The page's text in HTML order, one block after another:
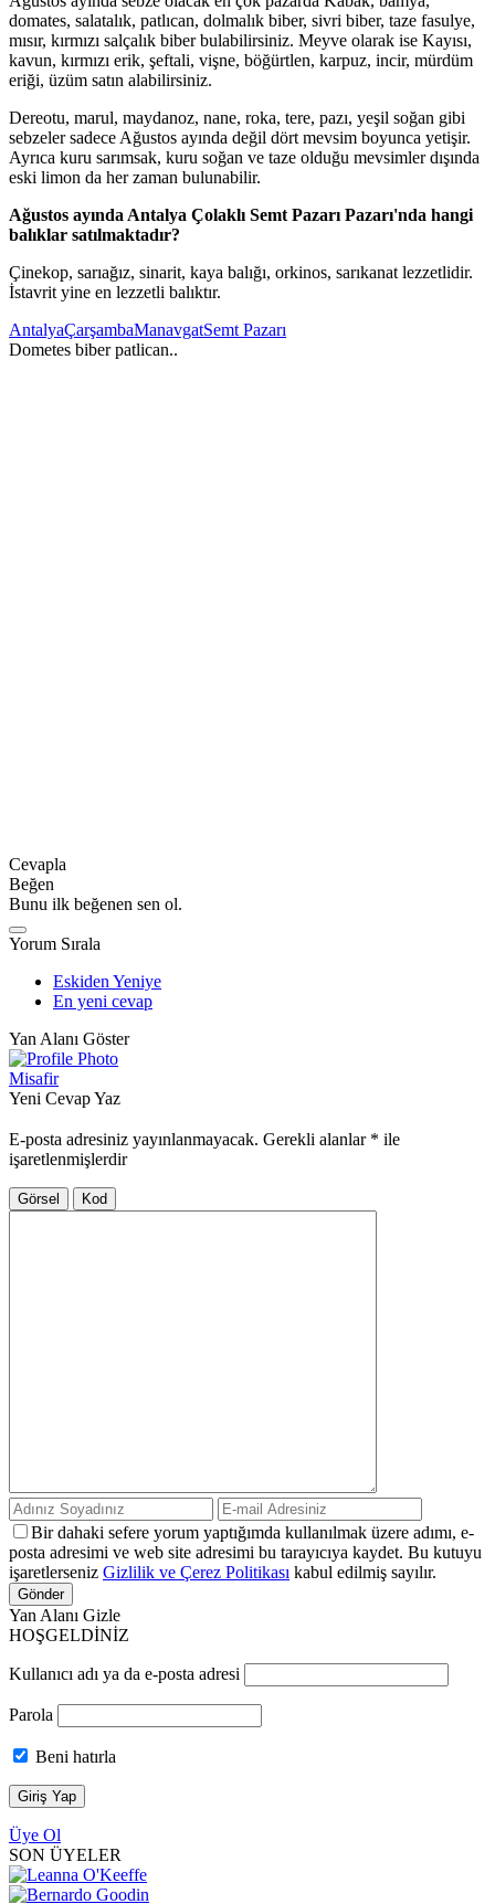
domates, salatalık, patlıcan, dolmalık biber, sivri biber, taze fasulye,
mısır, kırmızı salçalık biber bulabilirsiniz. Meyve olarak ise Kayısı,
kavun, kırmızı erik, şeftali, vişne, böğürtlen, karpuz, incir, mürdüm
eriği, üzüm satın alabilirsiniz.
Dereotu, marul, maydanoz, nane, roka, tere, pazı, yeşil soğan gibi
sebzeler sadece Ağustos ayında değil dört mevsim boyunca yetişir.
Ayrıca kuru sarımsak, kuru soğan ve taze olduğu mevsimler dışında
eski limon da her zaman bulunabilir.
Ağustos ayında Antalya Çolaklı Semt Pazarı Pazarı'nda hangi
balıklar satılmaktadır?
Çinekop, sarıağız, sinarit, kaya balığı, orkinos, sarıkanat lezzetlidir.
İstavrit yine en lezzetli balıktır.
AntalyaÇarşambaManavgatSemt Pazarı
Dometes biber patlican..
Cevapla
Beğen
Bunu ilk beğenen sen ol.
Yorum Sırala
Eskiden Yeniye
En yeni cevap
Yan Alanı Göster
Misafir
Yeni Cevap Yaz
E-posta adresiniz yayınlanmayacak. Gerekli alanlar * ile
işaretlenmişlerdir
Görsel Kod
Bir dahaki sefere yorum yaptığımda kullanılmak üzere adımı, e-
posta adresimi ve web site adresimi bu tarayıcıya kaydet. Bu kutuyu
işaretlerseniz Gizlilik ve Çerez Politikası kabul edilmiş sayılır.
Yan Alanı Gizle
HOŞGELDİNİZ
Kullanıcı adı ya da e-posta adresi
Parola
Beni hatırla
Üye Ol
SON ÜYELER